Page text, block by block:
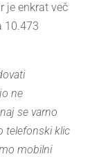
je enkrat več
10.473
ne
se varno
telefonski klic
mobilni